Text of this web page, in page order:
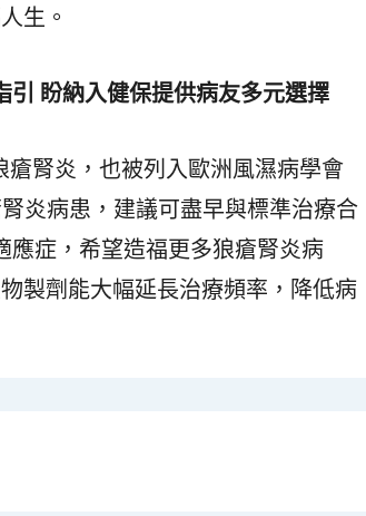
生。
盼納入健保提供病友多元選擇
腎炎，也被列入歐洲風濕病學會
炎病患，建議可盡早與標準治療合
應症，希望造福更多狼瘡腎炎病
製劑能大幅延長治療頻率，降低病